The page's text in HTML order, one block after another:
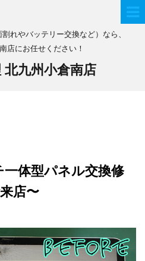
れやバッテリー交換など）なら、
店にお任せください！
九州小倉南店
体型パネル交換修
店〜